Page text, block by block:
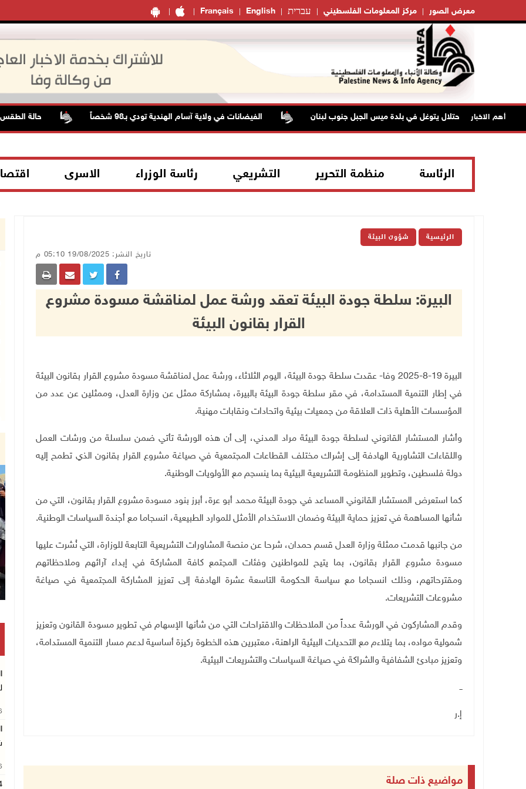
Français English עברית مركز المعلومات الفلسطيني معرض الصور
أهم الاخبارالاحتلال يتوغل في بلدة ميس الجبل جنوب لبنان الفيضانات في ولاية آسام الهندية تودي بـ98 شخصاً حالة الطقس:
الرئاسة منظمة التحرير التشريعي رئاسة الوزراء الاسرى
الرئيسية شؤون البيئة
تاريخ النشر: 19/08/2025 05:10 م
البيرة: سلطة جودة البيئة تعقد ورشة عمل لمناقشة مسودة مشروع
القرار بقانون البيئة
البيرة 19-8-2025 وفا- عقدت سلطة جودة البيئة، اليوم الثلاثاء، ورشة عمل لمناقشة مسودة مشروع القرار بقانون البيئة
في إطار التنمية المستدامة، في مقر سلطة جودة البيئة بالبيرة، بمشاركة ممثل عن وزارة العدل، وممثلين عن عدد من
المؤسسات الأهلية ذات العلاقة من جمعيات بيئية واتحادات ونقابات مهنية.
وأشار المستشار القانوني لسلطة جودة البيئة مراد المدني، إلى أن هذه الورشة تأتي ضمن سلسلة من ورشات العمل
واللقاءات التشاورية الهادفة إلى إشراك مختلف القطاعات المجتمعية في صياغة مشروع القرار بقانون الذي تطمح إليه
دولة فلسطين، وتطوير المنظومة التشريعية البيئية بما ينسجم مع الأولويات الوطنية.
كما استعرض المستشار القانوني المساعد في جودة البيئة محمد أبو عرة، أبرز بنود مسودة مشروع القرار بقانون، التي من
شأنها المساهمة في تعزيز حماية البيئة وضمان الاستخدام الأمثل للموارد الطبيعية، انسجاما مع أجندة السياسات الوطنية.
من جانبها قدمت ممثلة وزارة العدل قسم حمدان، شرحا عن منصة المشاورات التشريعية التابعة للوزارة، التي نُشرت عليها
مسودة مشروع القرار بقانون، بما يتيح للمواطنين وفئات المجتمع كافة المشاركة في إبداء آرائهم وملاحظاتهم
ومقترحاتهم، وذلك انسجاما مع سياسة الحكومة التاسعة عشرة الهادفة إلى تعزيز المشاركة المجتمعية في صياغة
مشروعات التشريعات.
وقدم المشاركون في الورشة عدداً من الملاحظات والاقتراحات التي من شأنها الإسهام في تطوير مسودة القانون وتعزيز
شمولية مواده، بما يتلاءم مع التحديات البيئية الراهنة، معتبرين هذه الخطوة ركيزة أساسية لدعم مسار التنمية المستدامة،
وتعزيز مبادئ الشفافية والشراكة في صياغة السياسات والتشريعات البيئية.
ــ
إ.ر
مواضيع ذات صلة